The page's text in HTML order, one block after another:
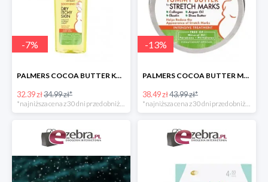
-7%
PALMERS COCOA BUTTER KOJĄCA OLIWKA DLA KOBIET W CIĄŻY
32.39 zł34.99 zł*
-13%
PALMERS COCOA BUTTER MASŁO DO PIELĘGNACJI BRZUCHA W CZASIE CIĄŻY
38.49 zł43.99 zł*